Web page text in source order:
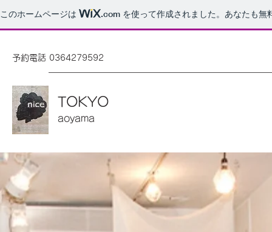
このホームページは .com を使って作成されました。あなたも無
予約電話 0364279592
TOKYO
aoyama